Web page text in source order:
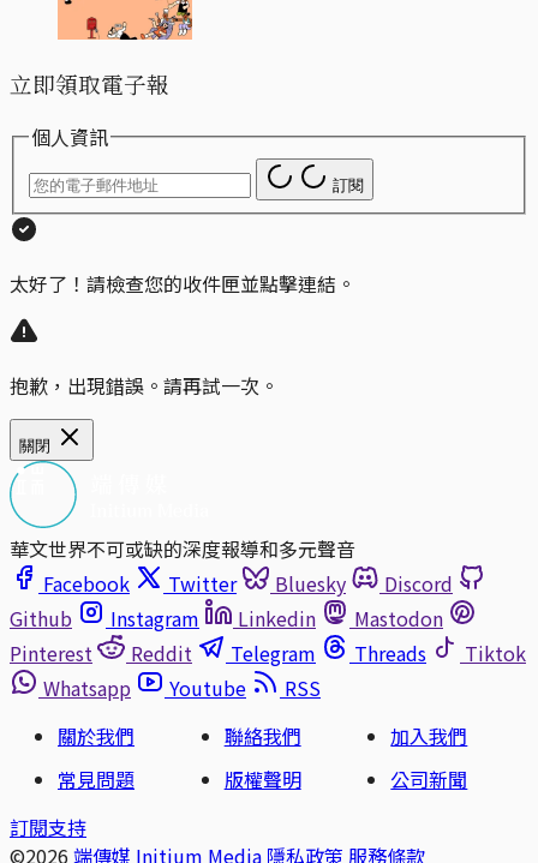
立即領取電子報
個人資訊
訂閱
太好了！請檢查您的收件匣並點擊連結。
抱歉，出現錯誤。請再試一次。
關閉
華文世界不可或缺的深度報導和多元聲音
Facebook
Twitter Bluesky
Discord
Github
Instagram Linkedin
Mastodon
Pinterest
Reddit Telegram Threads
Tiktok
Whatsapp
Youtube
RSS
關於我們
聯絡我們
加入我們
常見問題
版權聲明
公司新聞
訂閱支持
©2026 端傳媒 Initium Media 隱私政策 服務條款